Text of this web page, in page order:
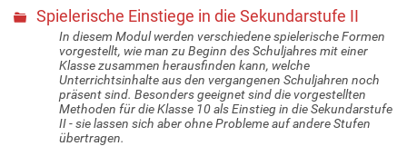
Spielerische Einstiege in die Sekundarstufe II
In diesem Modul werden verschiedene spielerische Formen
vorgestellt, wie man zu Beginn des Schuljahres mit einer
Klasse zusammen herausfinden kann, welche
Unterrichtsinhalte aus den vergangenen Schuljahren noch
präsent sind. Besonders geeignet sind die vorgestellten
Methoden für die Klasse 10 als Einstieg in die Sekundarstufe
II - sie lassen sich aber ohne Probleme auf andere Stufen
übertragen.